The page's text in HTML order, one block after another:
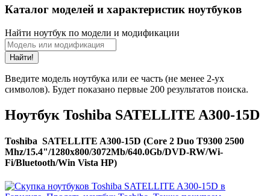
Каталог моделей и характеристик ноутбуков
Найти ноутбук по модели и модификации
Найти!
Введите модель ноутбука или ее часть (не менее 2-ух
символов). Будет показано первые 200 результатов поиска.
Ноутбук Toshiba SATELLITE A300-15D
Toshiba SATELLITE A300-15D (Core 2 Duo T9300 2500
Mhz/15.4"/1280x800/3072Mb/640.0Gb/DVD-RW/Wi-
Fi/Bluetooth/Win Vista HP)